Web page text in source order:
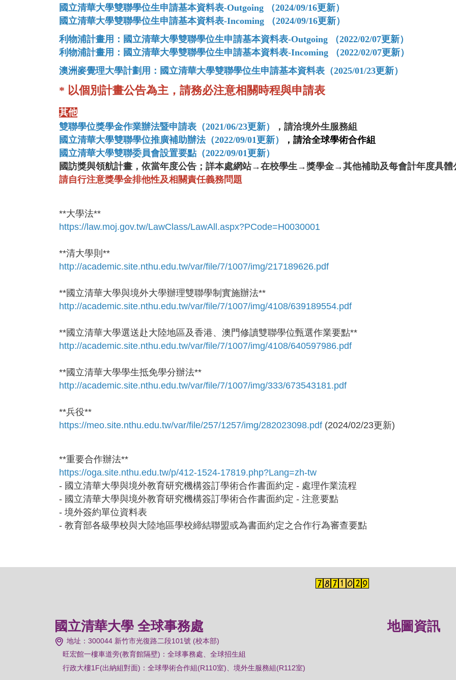
國立清華大學雙聯學位生申請基本資料表-Outgoing （2024/09/16更新）
國立清華大學雙聯學位生申請基本資料表-Incoming （2024/09/16更新）
利物浦計畫用： 國立清華大學雙聯學位生申請基本資料表-Outgoing （2022/02/07更新）
利物浦計畫用： 國立清華大學雙聯學位生申請基本資料表-Incoming （2022/02/07更新）
澳洲麥覺理大學計劃用：國立清華大學雙聯學位生申請基本資料表（2025/01/23更新）
* 以個別計畫公告為主，請務必注意相關時程與申請表
其他
雙聯學位獎學金作業辦法暨申請表（2021/06/23更新）
，請洽境外生服務組
國立清華大學雙聯學位推廣補助辦法（2022/09/01更新）
，請洽全球學術合作組
國立清華大學雙聯委員會設置要點（2022/09/01更新）
國訪獎與領航計畫，依當年度公告；詳本處網站→在校學生→獎學金→其他補助及每會計年度具體
請自行注意獎學金排他性及相關責任義務問題
**大學法**
https://law.moj.gov.tw/LawClass/LawAll.aspx?PCode=H0030001
**清大學則**
http://academic.site.nthu.edu.tw/var/file/7/1007/img/217189626.pdf
**國立清華大學與境外大學辦理雙聯學制實施辦法**
http://academic.site.nthu.edu.tw/var/file/7/1007/img/4108/639189554.pdf
**國立清華大學選送赴大陸地區及香港、澳門修讀雙聯學位甄選作業要點**
http://academic.site.nthu.edu.tw/var/file/7/1007/img/4108/640597986.pdf
**國立清華大學學生抵免學分辦法**
http://academic.site.nthu.edu.tw/var/file/7/1007/img/333/673543181.pdf
**兵役**
https://meo.site.nthu.edu.tw/var/file/257/1257/img/282023098.pdf (2024/02/23更新)
**重要合作辦法**
https://oga.site.nthu.edu.tw/p/412-1524-17819.php?Lang=zh-tw
- 國立清華大學與境外教育研究機構簽訂學術合作書面約定 - 處理作業流程
- 國立清華大學與境外教育研究機構簽訂學術合作書面約定 - 注意要點
- 境外簽約單位資料表
- 教育部各級學校與大陸地區學校締結聯盟或為書面約定之合作行為審查要點
國立清華大學 全球事務處
地址：300044 新竹市光復路二段101號 (校本部)
旺宏館一樓車道旁(教育館隔壁)： 全球事務處、全球招生組
行政大樓1F(出納組對面)：全球學術合作組(R110室)、境外生服務組(R112室)
地圖資訊